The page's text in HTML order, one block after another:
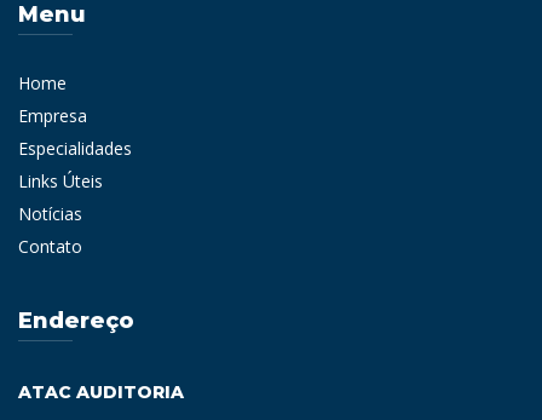
Menu
Home
Empresa
Especialidades
Links Úteis
Notícias
Contato
Endereço
ATAC AUDITORIA